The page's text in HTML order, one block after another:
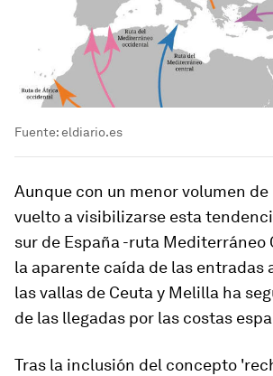
Fuente: eldiario.es
Aunque con un menor volumen de
vuelto a visibilizarse esta
sur de España -ruta Mediterráneo
la aparente caída de las entradas
las vallas de Ceuta y Melilla ha
de las llegadas por las costas
Tras la inclusión del concepto